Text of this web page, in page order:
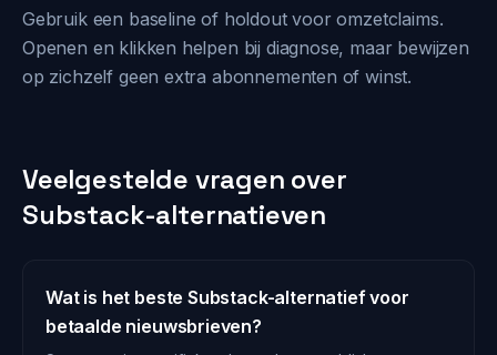
Gebruik een baseline of holdout voor omzetclaims.
Openen en klikken helpen bij diagnose, maar bewijzen
op zichzelf geen extra abonnementen of winst.
Veelgestelde vragen over
Substack-alternatieven
Wat is het beste Substack-alternatief voor
betaalde nieuwsbrieven?